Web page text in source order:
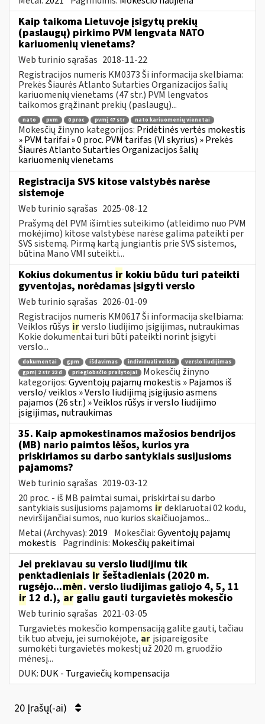
Kaip taikoma Lietuvoje įsigytų prekių
(paslaugų) pirkimo PVM lengvata NATO
kariuomenių vienetams?
Web turinio sąrašas 2018-11-22
Registracijos numeris KM0373 Ši informacija skelbiama:
Prekės Šiaurės Atlanto Sutarties Organizacijos šalių
kariuomenių vienetams (47 str.) PVM lengvatos
taikomos grąžinant prekių (paslaugų)...
nato pvm 0 proc pvmį 47 str nato kariuomenių vienetai
Mokesčių žinyno kategorijos: Pridėtinės vertės mokestis
» PVM tarifai » 0 proc. PVM tarifas (VI skyrius) » Prekės
Šiaurės Atlanto Sutarties Organizacijos šalių
kariuomenių vienetams
Registracija SVS kitose valstybės narėse
sistemoje
Web turinio sąrašas 2025-08-12
Prašymą dėl PVM išimties suteikimo (atleidimo nuo PVM
mokėjimo) kitose valstybėse narėse galima pateikti per
SVS sistemą. Pirmą kartą jungiantis prie SVS sistemos,
būtina Mano VMI suteikti...
Kokius dokumentus ir kokiu būdu turi pateikti
gyventojas, norėdamas įsigyti verslo
Web turinio sąrašas 2026-01-09
Registracijos numeris KM0617 Ši informacija skelbiama:
Veiklos rūšys irverslo liudijimo įsigijimas, nutraukimas
Kokie dokumentai turi būti pateikti norint įsigyti
verslo...
dokumentai gpm išdavimas individuali veikla
verslo liudijimas
gpmį 2 str 22 d
prieglobsčio prašytojai
Mokesčių žinyno
kategorijos:Gyventojų pajamų mokestis » Pajamos iš
verslo/ veiklos » Verslo liudijimą įsigijusio asmens
pajamos (26 str.) » Veiklos rūšys ir verslo liudijimo
įsigijimas, nutraukimas
35. Kaip apmokestinamos mažosios bendrijos
(MB) nario paimtos lėšos, kurios yra
priskiriamos su darbo santykiais susijusioms
pajamoms?
Web turinio sąrašas 2019-03-12
20 proc. - iš MB paimtai sumai, priskirtai su darbo
santykiais susijusioms pajamoms irdeklaruotai 02 kodu,
neviršijančiai sumos, nuo kurios skaičiuojamos...
Metai (Archyvas): 2019 Mokesčiai:Gyventojų pajamų
mokestis Pagrindinis: Mokesčių pakeitimai
Jei prekiavau su verslo liudijimu tik
penktadieniais ir šeštadieniais (2020 m.
rugsėjo...mėn. verslo liudijimas galiojo 4, 5, 11
ir 12 d.), argaliu gauti turgavietės mokesčio
Web turinio sąrašas 2021-03-05
Turgavietės mokesčio kompensaciją galite gauti, tačiau
tik tuo atveju, jei sumokėjote, ar įsipareigosite
sumokėti turgavietės mokestį už 2020 m. gruodžio
mėnesį...
DUK: DUK - Turgaviečių kompensacija
20 Įrašų(-ai)